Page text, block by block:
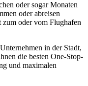
oder sogar Monaten
oder abreisen
zum oder vom Flughafen
in der Stadt,
die besten One-Stop-
und maximalen